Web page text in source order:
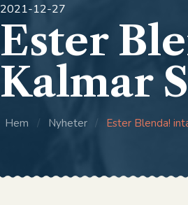
2021-12-27
Ester
Kalmar
Hem / Nyheter / Ester Blenda!